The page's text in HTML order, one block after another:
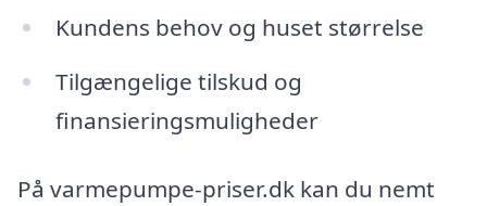
Kundens behov og huset størrelse
Tilgængelige tilskud og
finansieringsmuligheder
På varmepumpe-priser.dk kan du nemt